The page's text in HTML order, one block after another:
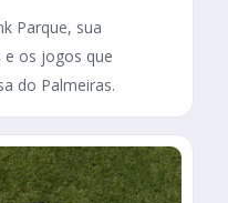
Parque, sua
e os jogos que
do Palmeiras.